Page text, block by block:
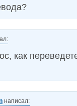
как
написал: